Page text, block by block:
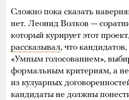
Сложно пока сказать
нет. Леонид Волков —
который курирует этот
рассказывал, что
«Умным голосованием»,
формальным критериям, а не
из кулуарных
кандидаты не должны